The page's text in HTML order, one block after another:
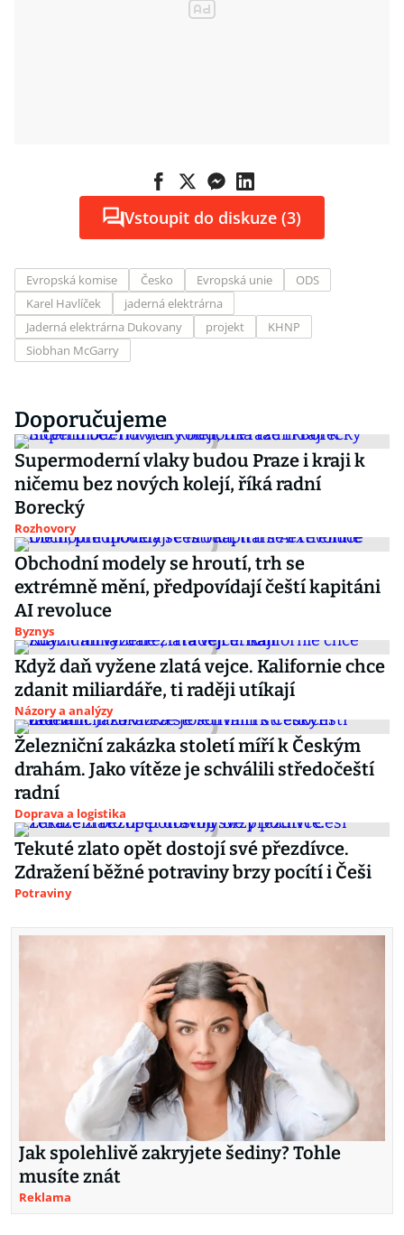
Vstoupit do diskuze (3)
Evropská komise Česko Evropská unie
ODS
Karel Havlíček
jaderná elektrárna
Jaderná elektrárna Dukovany
projekt
KHNP
Siobhan McGarry
Doporučujeme
Supermoderní vlaky budou Praze i kraji k
ničemu bez nových kolejí, říká radní
Borecký
Rozhovory
Obchodní modely se hroutí, trh se
extrémně mění, předpovídají čeští kapitáni
AI revoluce
Byznys
Když daň vyžene zlatá vejce. Kalifornie chce
zdanit miliardáře, ti raději utíkají
Názory a analýzy
Železniční zakázka století míří k Českým
drahám. Jako vítěze je schválili středočeští
radní
Doprava a logistika
Tekuté zlato opět dostojí své přezdívce.
Zdražení běžné potraviny brzy pocítí i Češi
Potraviny
Jak spolehlivě zakryjete šediny? Tohle
musíte znát
Reklama